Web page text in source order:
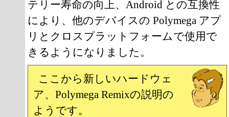
テリー寿命の向上、Android との互換性
により、他のデバイスの Polymega アプ
リとクロスプラットフォームで使用で
きるようになりました。
ここから新しいハードウェ
ア、Polymega Remixの説明の
ようです。